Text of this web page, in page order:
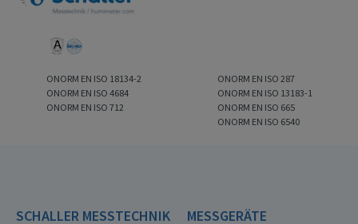
ONORM EN ISO 18134-2
ONORM EN ISO 4684
ONORM EN ISO 712
ONORM EN ISO 287
ONORM EN ISO 13183-1
ONORM EN ISO 665
ONORM EN ISO 6540
SCHALLER MESSTECHNIK MESSGERÄTE